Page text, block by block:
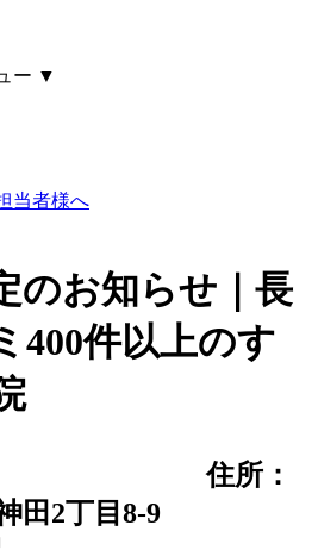
ー ▼
当者様へ
のお知らせ｜長
400件以上のす
住所：
田2丁目8-9